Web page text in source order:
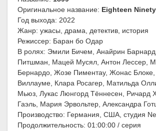
Оригинальное название: Eighteen
Год выхода: 2022
Жанр: ужасы, драма, детектив, история
Режиссер: Баран бо Одар
В ролях: Эмили Бичем, Анайрин
Питшман, Мацей Мусял, Антон Лессер,
Бернардо, Жозе Пиментау, Жонас Блоке,
Виллауме, Клара Росагер, Матильда
Мьюз, Лукас Люнгорд Тённесен, Ричард
Гаэль, Мария Эрвольтер, Александра
Производство: Германия, США, студия
Продолжительность: 01:00:00 / серия